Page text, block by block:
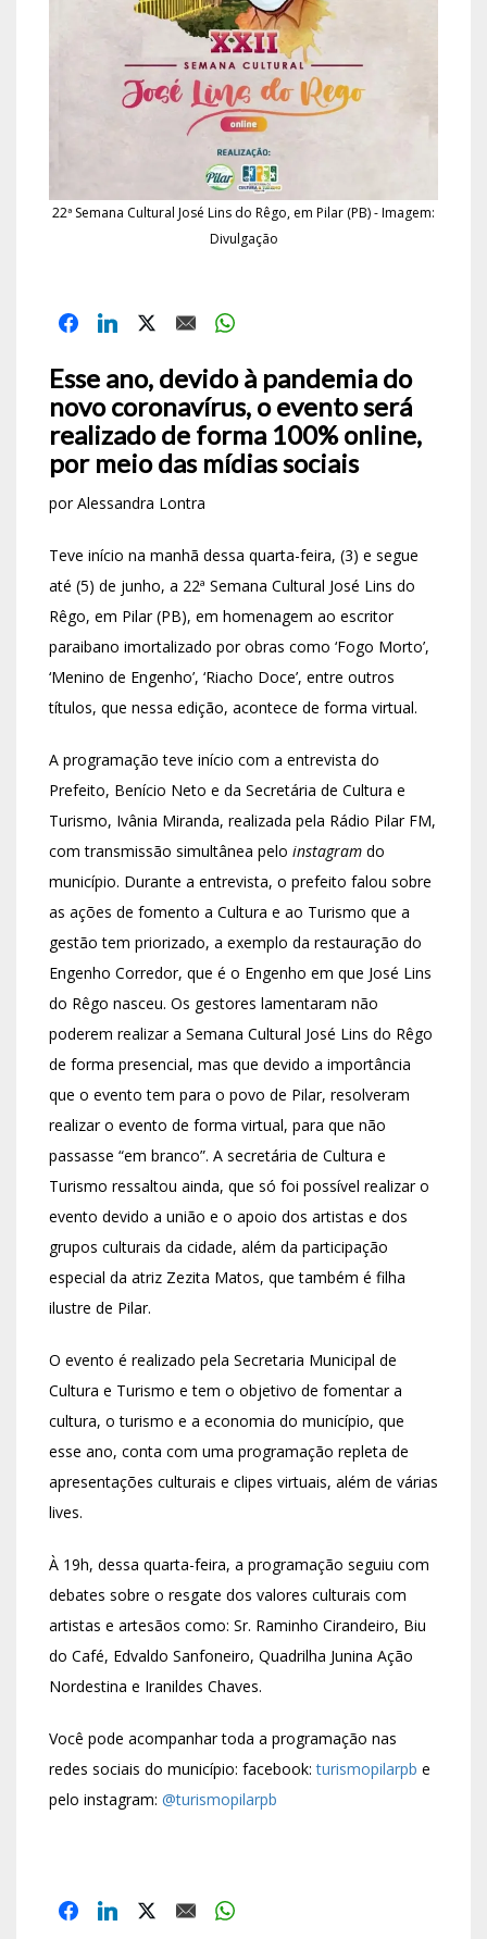
22ª Semana Cultural José Lins do Rêgo, em Pilar (PB) - Imagem:
Divulgação
Esse ano, devido à pandemia do
novo coronavírus, o evento será
realizado de forma 100% online,
por meio das mídias sociais
por Alessandra Lontra
Teve início na manhã dessa quarta-feira, (3) e segue
até (5) de junho, a 22ª Semana Cultural José Lins do
Rêgo, em Pilar (PB), em homenagem ao escritor
paraibano imortalizado por obras como ‘Fogo Morto’,
‘Menino de Engenho’, ‘Riacho Doce’, entre outros
títulos, que nessa edição, acontece de forma virtual.
A programação teve início com a entrevista do
Prefeito, Benício Neto e da Secretária de Cultura e
Turismo, Ivânia Miranda, realizada pela Rádio Pilar FM,
com transmissão simultânea pelo instagram do
município. Durante a entrevista, o prefeito falou sobre
as ações de fomento a Cultura e ao Turismo que a
gestão tem priorizado, a exemplo da restauração do
Engenho Corredor, que é o Engenho em que José Lins
do Rêgo nasceu. Os gestores lamentaram não
poderem realizar a Semana Cultural José Lins do Rêgo
de forma presencial, mas que devido a importância
que o evento tem para o povo de Pilar, resolveram
realizar o evento de forma virtual, para que não
passasse “em branco”. A secretária de Cultura e
Turismo ressaltou ainda, que só foi possível realizar o
evento devido a união e o apoio dos artistas e dos
grupos culturais da cidade, além da participação
especial da atriz Zezita Matos, que também é filha
ilustre de Pilar.
O evento é realizado pela Secretaria Municipal de
Cultura e Turismo e tem o objetivo de fomentar a
cultura, o turismo e a economia do município, que
esse ano, conta com uma programação repleta de
apresentações culturais e clipes virtuais, além de várias
lives.
À 19h, dessa quarta-feira, a programação seguiu com
debates sobre o resgate dos valores culturais com
artistas e artesãos como: Sr. Raminho Cirandeiro, Biu
do Café, Edvaldo Sanfoneiro, Quadrilha Junina Ação
Nordestina e Iranildes Chaves.
Você pode acompanhar toda a programação nas
redes sociais do município: facebook:turismopilarpb e
pelo instagram: @turismopilarpb